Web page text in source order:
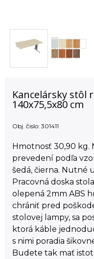
Kancelársky stôl
140x75,5x80 cm
Obj. čislo: 301411
Hmotnosť 30,90 kg.
prevedení podľa
šedá, čierna. Nutné
Pracovná doska
olepená 2mm ABS
chrániť pred
stolovej lampy, sa
ktorá káble
s nimi poradia
Budete tak mať